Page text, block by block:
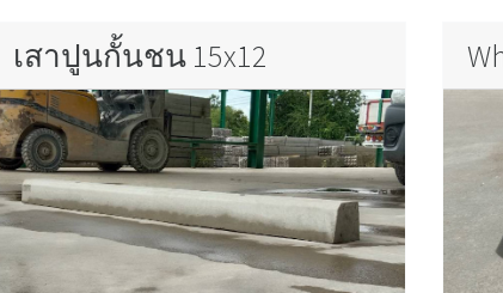
เสาปูนกั้นชน 15x12